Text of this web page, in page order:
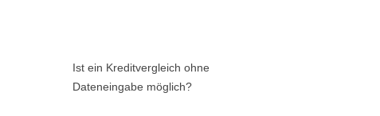
Ist ein Kreditvergleich ohne
Dateneingabe möglich?